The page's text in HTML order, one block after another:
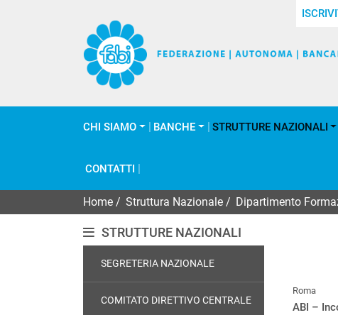
CHI SIAMO BANCHE STRUTTURE NAZIONALI
CONTATTI
Home Struttura Nazionale Dipartimento
STRUTTURE NAZIONALI
SEGRETERIA NAZIONALE
COMITATO DIRETTIVO CENTRALE
Roma
ABI –